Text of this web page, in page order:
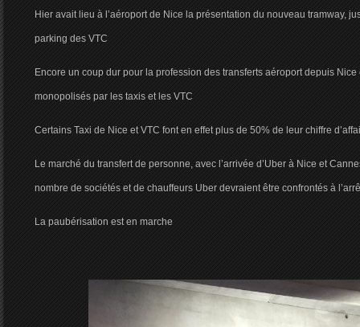
Hier avait lieu à l’aéroport de Nice la présentation du nouveau tramway,
parking des VTC
Encore un coup dur pour la profession des transferts aéroport depuis Nice
monopolisés par les taxis et les VTC
Certains Taxi de Nice et VTC font en effet plus de 50% de leur chiffre
Le marché du transfert de personne, avec l’arrivée d’Uber à Nice et
nombre de sociétés et de chauffeurs Uber devraient être confrontés à
La paubérisation est en marche